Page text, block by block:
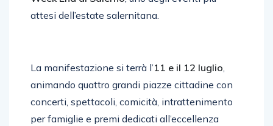
attesi dell’estate salernitana.
La manifestazione si terrà l’11 e il 12 luglio,
animando quattro grandi piazze cittadine con
concerti, spettacoli, comicità, intrattenimento
per famiglie e premi dedicati all’eccellenza